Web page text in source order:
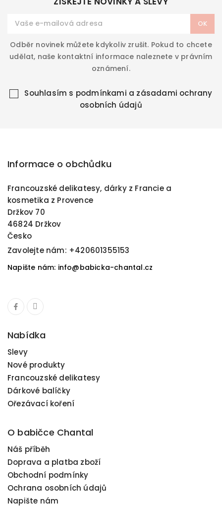
Odběr novinek můžete kdykoliv zrušit. Pokud to chcete
udělat, naše kontaktní informace naleznete v právním
oznámení.
Souhlasím s podmínkami a zásadami ochrany
osobních údajů
Informace o obchůdku
Francouzské delikatesy, dárky z Francie a
kosmetika z Provence
Držkov 70
46824 Držkov
Česko
Zavolejte nám: +420601355153
Napište nám: info@babicka-chantal.cz
Nabídka
Slevy
Nové produkty
Francouzské delikatesy
Dárkové balíčky
Ořezávací koření
O babičce Chantal
Náš příběh
Doprava a platba zboží
Obchodní podmínky
Ochrana osobních údajů
Napište nám